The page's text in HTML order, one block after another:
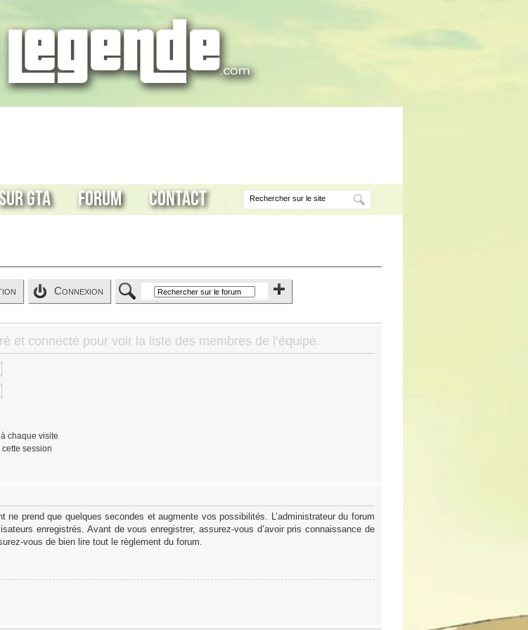
GTA Forum Contact
Connexion
et connecté pour voir la liste des membres de l’équipe.
chaque visite
session
ne prend que quelques secondes et augmente vos possibilités. L’administrateur du forum
enregistrés. Avant de vous enregistrer, assurez-vous d’avoir pris connaissance de
vous de bien lire tout le règlement du forum.